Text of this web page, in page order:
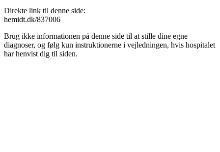
Direkte link til denne side:
hemidt.dk/837006
Brug ikke informationen på denne side til at stille dine egne
diagnoser, og følg kun instruktionerne i vejledningen, hvis hospitalet
har henvist dig til siden.